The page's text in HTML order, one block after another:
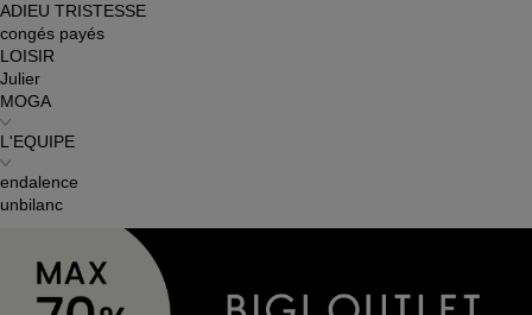
ADIEU TRISTESSE
congés payés
LOISIR
Julier
MOGA
L'EQUIPE
endalence
unbilanc